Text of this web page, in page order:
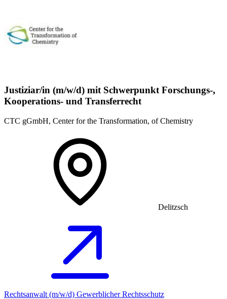
Justiziar/in (m/w/d) mit Schwerpunkt Forschungs-,
Kooperations- und Transferrecht
CTC gGmbH, Center for the Transformation, of Chemistry
Delitzsch
Rechtsanwalt (m/w/d) Gewerblicher Rechtsschutz